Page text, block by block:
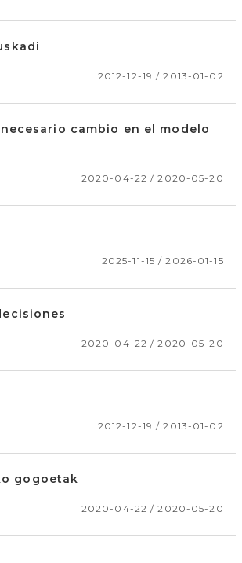
2012-12-19 / 2013-01-02
cambio en el modelo
2020-04-22 / 2020-05-20
2025-11-15 / 2026-01-15
2020-04-22 / 2020-05-20
2012-12-19 / 2013-01-02
gogoetak
2020-04-22 / 2020-05-20